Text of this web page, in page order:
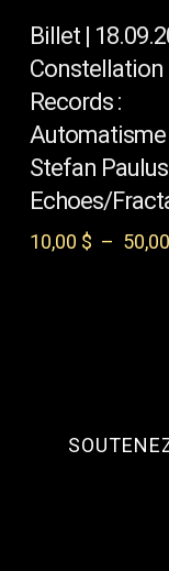
du
produit
a
plusieurs
variations.
Les
options
peuvent
être
sur
Billet |
Constellation
Records :
Automatisme
Stefan
Echoes/
10,00 $ – 50,00